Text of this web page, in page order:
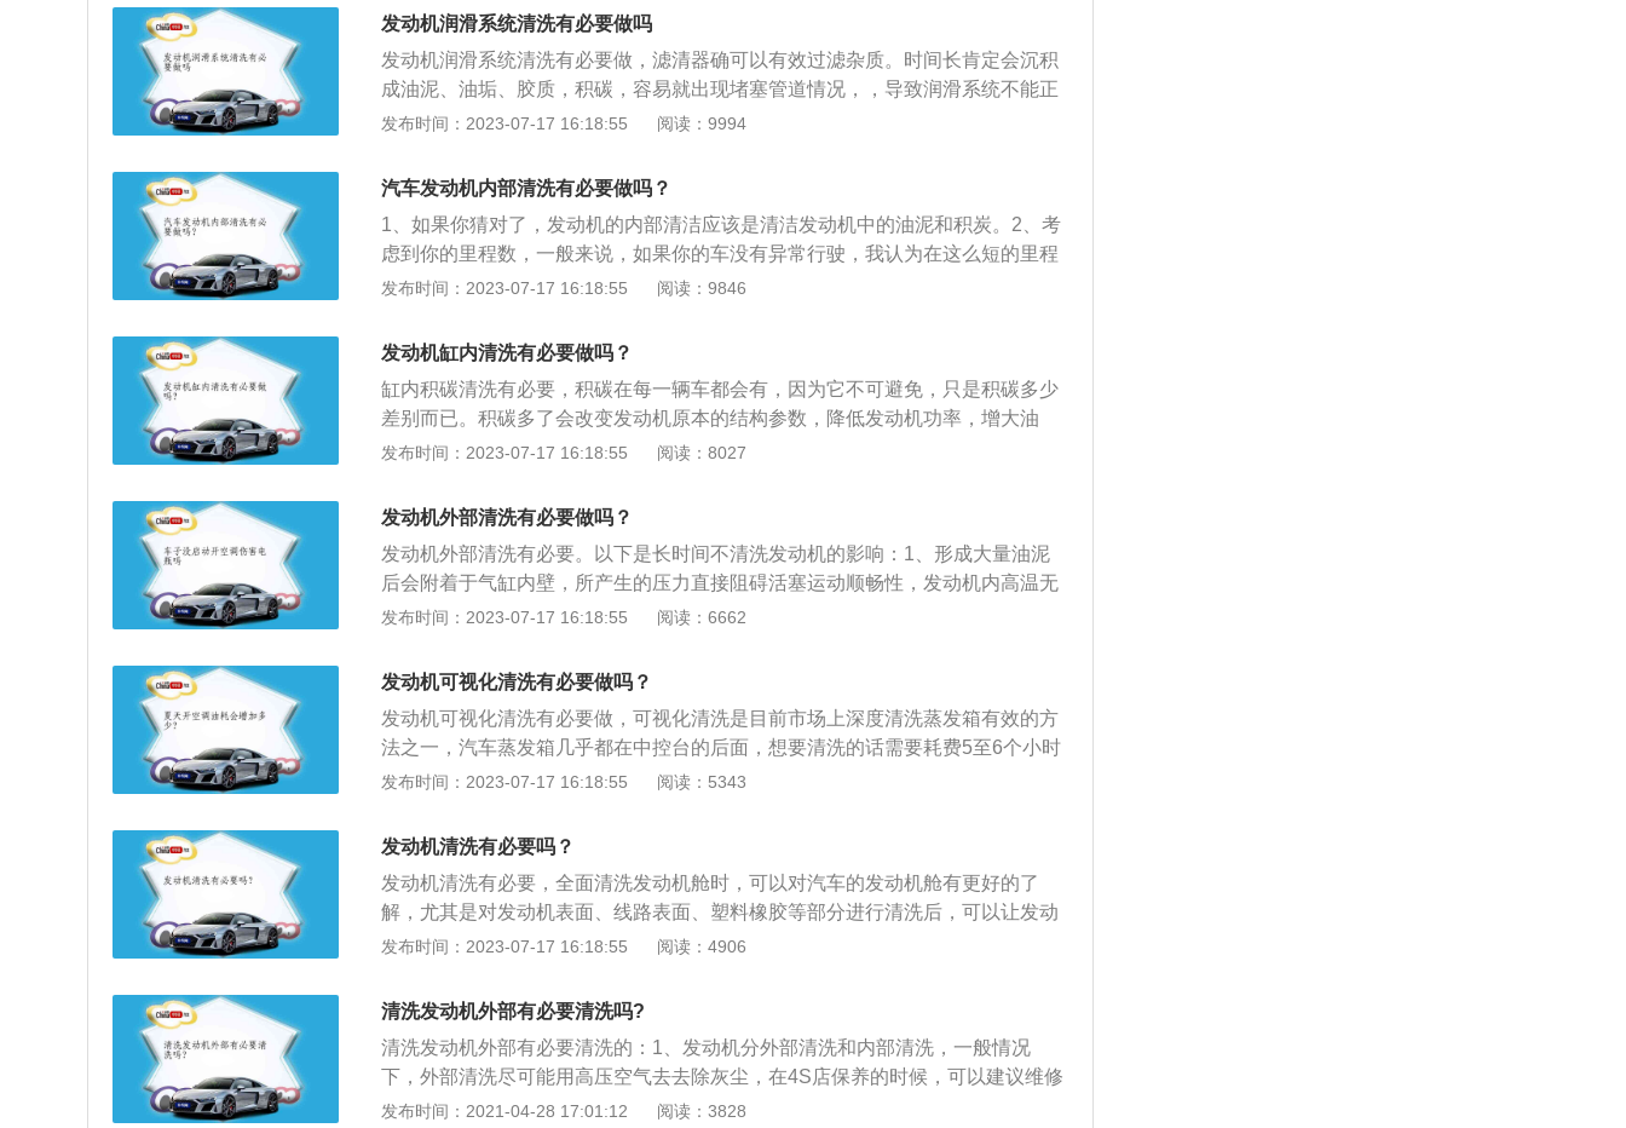
的质量。2、当润滑油的治疗和性能降低，发动机主油道的清理工作能力也会受
到影响，这样就会危害到发动机润滑系统的。尤其是油垢的沉积，一旦油垢沉积
很严重，就会引起主油道的阻塞。3、燃油系统主要是由汽油与空气相混合形成
可燃混合气，汽油中本身含有杂质，空气中有灰尘，汽油在高温高压燃烧并与大
气氧化后产生积碳，这些积碳不及时清理会带来诸多故障，如：冷车难启动、发
要是靠机油来润滑，机油除了有润滑的功能外，还有散热、密封、清洁等功能
（附带还有一些\"防泡防腐\"等辅助功能）。机油在高温、氧化、机油质量等综合
原因下，其性能逐步下降，给发动机带来的保护功能也越来越差（这就是常换机
机带来致命的伤害；5、润滑系统中的积碳若未能及时情理，会引起各种故障，
各种性能、腐蚀金属，降低发动机密封性能，降低缸压，增加发动机损耗等故障
的出现。发动机要清洗，但也不需要经常清洗的，需要根据车辆行驶等具体情况
来决定和调节这个发动机清洗的周期时间。
发动机润滑系统清洗有必要做吗
发动机润滑系统清洗有必要做，滤清器确可以有效过滤杂质。时间长肯定会沉积
成油泥、油垢、胶质，积碳，容易就出现堵塞管道情况，，导致润滑系统不能正
常工作。这时候就需要清洗系统，才能确保发动机润滑功效。润滑系统由几种主
安全装置、报警器等所组成。发动机润滑系统的作用是：1、润滑作用：润滑运
动零件表面，减少摩擦阻力和磨损，减少发动机的功率消耗；2、清洗作用：机
油在润滑系内不断循环，清洗摩擦表面，带走磨屑和其他异物；3、冷却作用：
机油在润滑系内不断循环带走摩擦产生的热量；4、密封作用：在运动零件之间
形成油膜，提高密封性，有利于防止漏气或漏油；5、防锈蚀作用：在零件表面
选用恰当的机油。尽量避免使用伪劣产品。同时注意在严寒地区，使用适宜低温
环境标准的机油。2、留意机油灯的警示:有警告就要马上检查，防患于未然。3、
定期换油:在酷暑、干燥及多尘地区，缩短换油里程，经常持续低速或持续高速满
运转，以保证润滑油进入各润滑部位。4、定期更换滤清器。不要图省钱，该换
好习惯。6、了解系统的工作原理，严格按操作规程操作。
发布时间：2023-07-17 16:18:55 阅读：9994
汽车发动机内部清洗有必要做吗？
1、如果你猜对了，发动机的内部清洁应该是清洁发动机中的油泥和积炭。2、考
虑到你的里程数，一般来说，如果你的车没有异常行驶，我认为在这么短的里程
数内几乎没有必要清洗它。积碳通常是一种“新车”，无需特殊清洁。积碳清洗是
车时定期使用点火油添加剂来解决。事实上，超过30000公里的汽车根本无法清
发布时间：2023-07-17 16:18:55 阅读：9846
发动机缸内清洗有必要做吗？
缸内积碳清洗有必要，积碳在每一辆车都会有，因为它不可避免，只是积碳多少
差别而已。积碳多了会改变发动机原本的结构参数，降低发动机功率，增大油
耗；严重时还会引起发动机爆震、加速异响、对活塞及曲轴造成损害。以下是汽
查、清洁、补给、润滑、调整或更换某些零件的预防性工作，又称汽车维护。
2、汽车保养的范围：现代的汽车保养主要包含了对发动机系统（引擎）、变速
箱系统、空调系统、冷却系统、燃油系统、动力转向系统等的保养范围。3、汽
车保养的目的：汽车保养的目的是保持车容整洁，技术状况正常，消除隐患，预
防故障发生，减缓劣化过程，延长使用周期。
发布时间：2023-07-17 16:18:55 阅读：8027
发动机外部清洗有必要做吗？
发动机外部清洗有必要。以下是长时间不清洗发动机的影响：1、形成大量油泥
后会附着于气缸内壁，所产生的压力直接阻碍活塞运动顺畅性，发动机内高温无
法通过机油流动来散热，致使发动机功率下降，油耗激增。2、由于机油泥的存
擦，增加曲轴转动负荷，对发动机带来严重损害。3、机油泥长期不清洗会越来
越多，在感知发动机功率下降后，即便更换新机油，也无法解除空间压缩的问
题，并且会使新机油发生变质的情况。机油泥在清洗过程中，可能会使机油泥硬
块脱落堵塞油道，所以建议到专业4S店进行清洗。
发布时间：2023-07-17 16:18:55 阅读：6662
发动机可视化清洗有必要做吗？
发动机可视化清洗有必要做，可视化清洗是目前市场上深度清洗蒸发箱有效的方
法之一，汽车蒸发箱几乎都在中控台的后面，想要清洗的话需要耗费5至6个小时
进行拆解，而可视化清洗可以用内窥镜，可在不拆解中控台的情况下深入到蒸发
到蒸发箱等死角部分进行高温清洗，消除霉菌异味，清洗完成后再分别进行杀菌
发布时间：2023-07-17 16:18:55 阅读：5343
发动机清洗有必要吗？
发动机清洗有必要，全面清洗发动机舱时，可以对汽车的发动机舱有更好的了
解，尤其是对发动机表面、线路表面、塑料橡胶等部分进行清洗后，可以让发动
机快速的散热，起到保护发动机舱内线路的作用。清洗发动机舱的好处：1、驾
带来愉悦的驾驶心情；2、避免部件损坏：发动机舱并不是完全密封的，车辆运
行过程中会有空气和灰尘进入发动机舱，时间长了灰尘就会变成一层硬壳凝固在
零件、电线、油路上，加上其他杂质，会影响发动机舱内的其他部件的使用寿
命，增加车主的养车成本；3、检查发动机是否漏液：进行发动机舱清洗时，可
以及时的检查发动机舱内的问题，如果发动机出现漏油漏液的情况，通过清洗发
发布时间：2023-07-17 16:18:55 阅读：4906
清洗发动机外部有必要清洗吗?
清洗发动机外部有必要清洗的：1、发动机分外部清洗和内部清洗，一般情况
下，外部清洗尽可能用高压空气去去除灰尘，在4S店保养的时候，可以建议维修
师傅帮你去做；2、如果要用高压水枪洗的话，应该在发动机冷却的时候去冲
发布时间：2021-04-28 17:01:12 阅读：3828